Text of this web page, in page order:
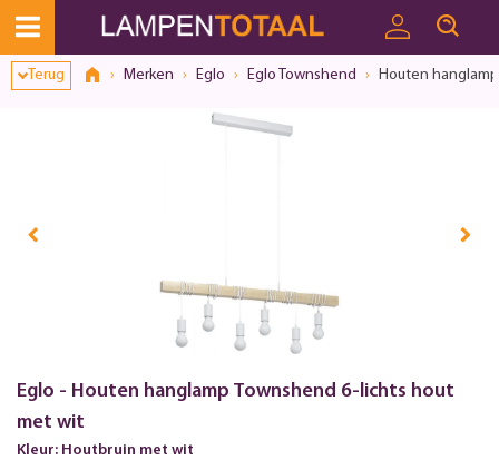
Terug Merken Eglo Eglo Townshend Houten
Eglo - Houten hanglamp Townshend 6-lichts hout
met wit
Kleur: Houtbruin met wit